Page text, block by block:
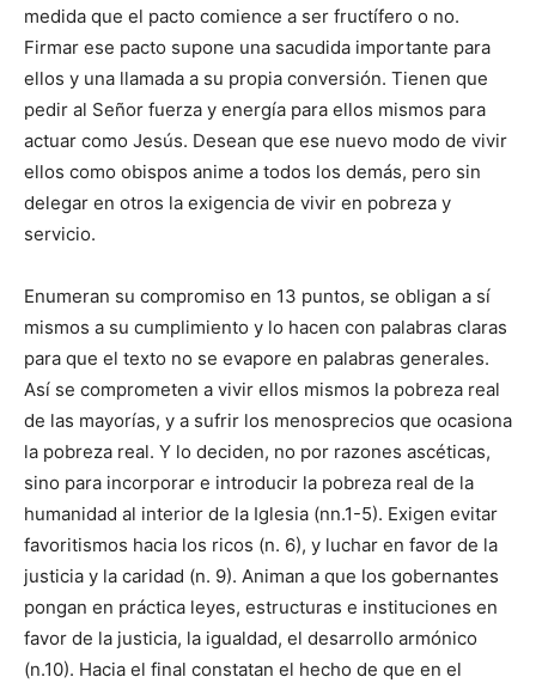
medida que el pacto comience a ser fructífero o no.
Firmar ese pacto supone una sacudida importante para
ellos y una llamada a su propia conversión. Tienen que
pedir al Señor fuerza y energía para ellos mismos para
actuar como Jesús. Desean que ese nuevo modo de vivir
ellos como obispos anime a todos los demás, pero sin
delegar en otros la exigencia de vivir en pobreza y
servicio.
Enumeran su compromiso en 13 puntos, se obligan a sí
mismos a su cumplimiento y lo hacen con palabras claras
para que el texto no se evapore en palabras generales.
Así se comprometen a vivir ellos mismos la pobreza real
de las mayorías, y a sufrir los menosprecios que ocasiona
la pobreza real. Y lo deciden, no por razones ascéticas,
sino para incorporar e introducir la pobreza real de la
humanidad al interior de la Iglesia (nn.1-5). Exigen evitar
favoritismos hacia los ricos (n. 6), y luchar en favor de la
justicia y la caridad (n. 9). Animan a que los gobernantes
pongan en práctica leyes, estructuras e instituciones en
favor de la justicia, la igualdad, el desarrollo armónico
(n.10). Hacia el final constatan el hecho de que en el